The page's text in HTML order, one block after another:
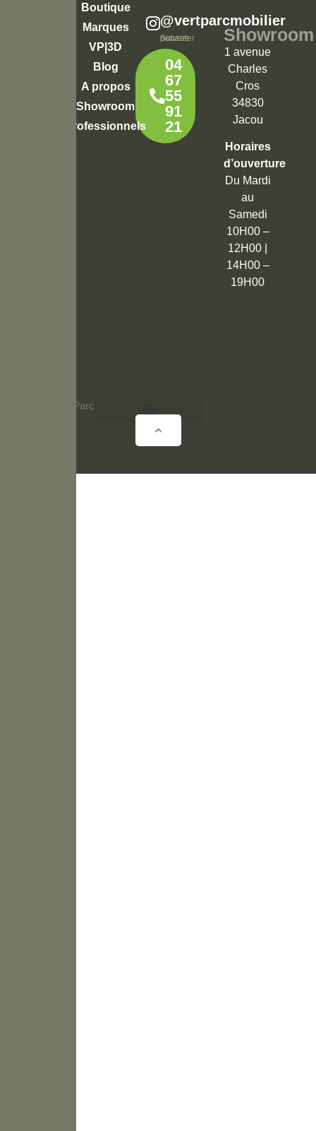
Boutique
Marques
VP|3D
Blog
A propos
Showroom
Professionnels
@vertparcmobilier
Suivez-nous pour ne rien rater
04
67
55
91
21
Showroom
1 avenue
Charles
Cros
34830
Jacou
Horaires
d’ouverture
Du Mardi
au
Samedi
10H00 –
12H00 |
14H00 –
19H00
© 2026 Vert Parc